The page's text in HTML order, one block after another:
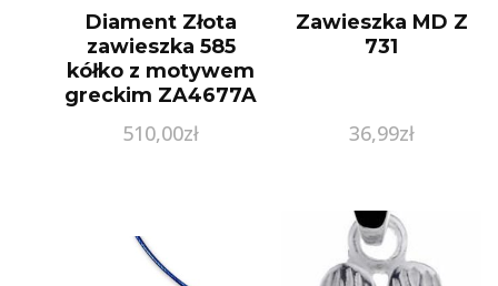
Diament Złota
zawieszka 585
kółko z motywem
greckim ZA4677A
510,00zł
Zawieszka MD Z
731
36,99zł